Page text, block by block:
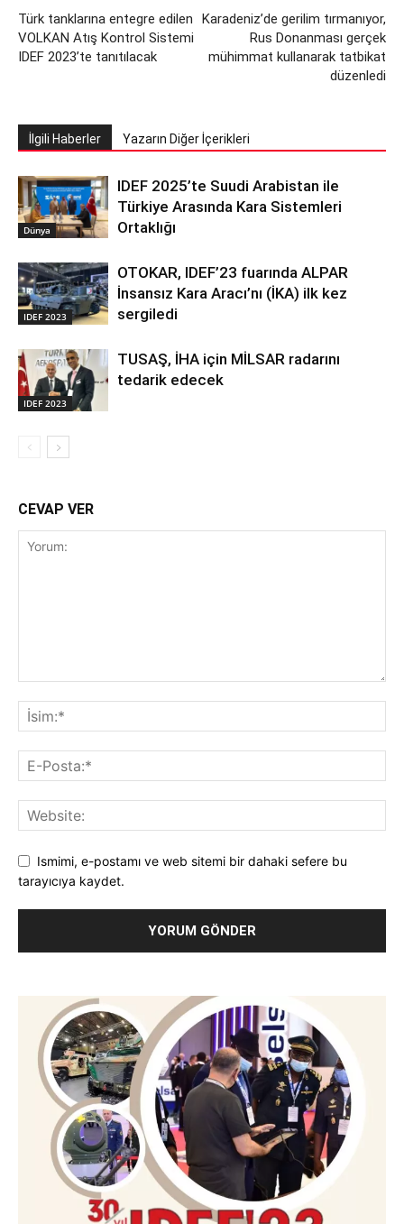
Türk tanklarına entegre edilen
VOLKAN Atış Kontrol Sistemi
IDEF 2023’te tanıtılacak
Karadeniz’de gerilim tırmanıyor,
Rus Donanması gerçek
mühimmat kullanarak tatbikat
düzenledi
İlgili Haberler Yazarın Diğer İçerikleri
Dünya
IDEF 2025’te Suudi Arabistan ile
Türkiye Arasında Kara Sistemleri
Ortaklığı
IDEF 2023
OTOKAR, IDEF’23 fuarında ALPAR
İnsansız Kara Aracı’nı (İKA) ilk kez
sergiledi
IDEF 2023
TUSAŞ, İHA için MİLSAR radarını
tedarik edecek
CEVAP VER
Ismimi, e-postamı ve web sitemi bir dahaki sefere bu
tarayıcıya kaydet.